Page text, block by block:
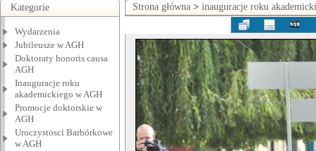
Kategorie
Wydarzenia
Jubileusze w AGH
Doktoraty honoris causa
AGH
Inauguracje roku
akademickiego w AGH
Promocje doktorskie w
AGH
Uroczystosci Barbórkowe
w AGH
Strona główna > inauguracje roku